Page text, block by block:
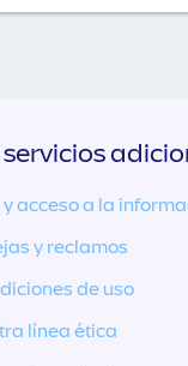
acceso a la
y reclamos
de uso
línea ética